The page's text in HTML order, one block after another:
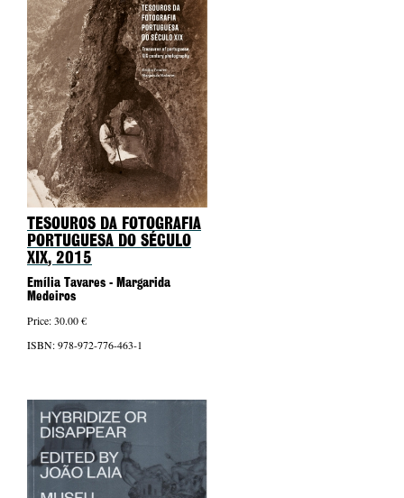
TESOUROS DA FOTOGRAFIA
PORTUGUESA DO SÉCULO
XIX, 2015
Emília Tavares - Margarida
Medeiros
Price: 30.00 €
ISBN: 978-972-776-463-1